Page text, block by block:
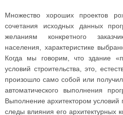
Множество хороших проектов
сочетания исходных данных
желаниям конкретного
населения, характеристике
Когда мы говорим, что здание
условий строительства, это,
произошло само собой или
автоматического выполнения
Выполнение архитектором
следы влияния его архитектурных